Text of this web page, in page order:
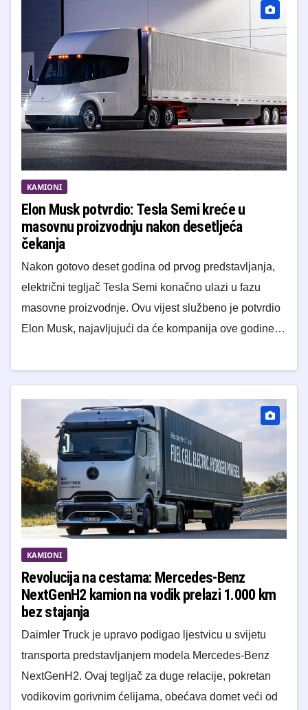
KAMIONI
Elon Musk potvrdio: Tesla Semi kreće u
masovnu proizvodnju nakon desetljeća
čekanja
Nakon gotovo deset godina od prvog predstavljanja,
električni tegljač Tesla Semi konačno ulazi u fazu
masovne proizvodnje. Ovu vijest službeno je potvrdio
Elon Musk, najavljujući da će kompanija ove godine…
KAMIONI
Revolucija na cestama: Mercedes-Benz
NextGenH2 kamion na vodik prelazi 1.000 km
bez stajanja
Daimler Truck je upravo podigao ljestvicu u svijetu
transporta predstavljanjem modela Mercedes-Benz
NextGenH2. Ovaj tegljač za duge relacije, pokretan
vodikovim gorivnim ćelijama, obećava domet veći od